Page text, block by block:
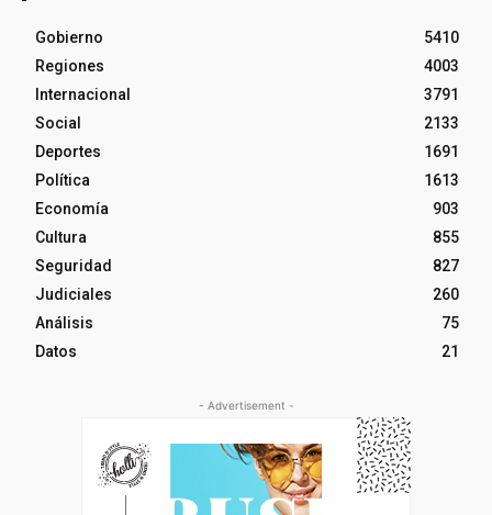
Gobierno
5410
Regiones
4003
Internacional
3791
Social
2133
Deportes
1691
Política
1613
Economía
903
Cultura
855
Seguridad
827
Judiciales
260
Análisis
75
Datos
21
- Advertisement -